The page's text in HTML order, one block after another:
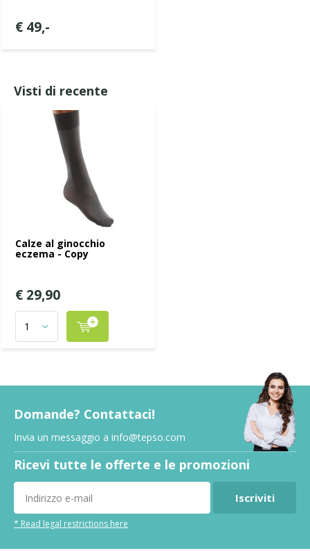
€ 49,-
Visti di recente
Calze al ginocchio
eczema - Copy
€ 29,90
Domande? Contattaci!
Invia un messaggio a info@tepso.com
Ricevi tutte le offerte e le promozioni
Iscriviti
* Read legal restrictions here